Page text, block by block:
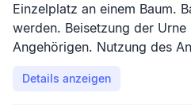
Einzelplatz an einem Baum.
werden. Beisetzung der
Angehörigen. Nutzung des
Details anzeigen